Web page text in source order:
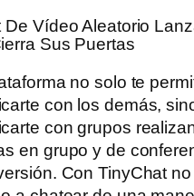
De Vídeo Aleatorio
Sus Puertas
no solo te
con los demás,
con grupos
en grupo y de
Con TinyChat